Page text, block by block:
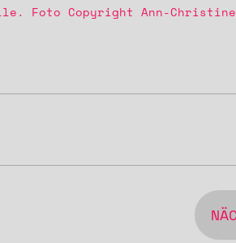
Foto Copyright Ann-Christine